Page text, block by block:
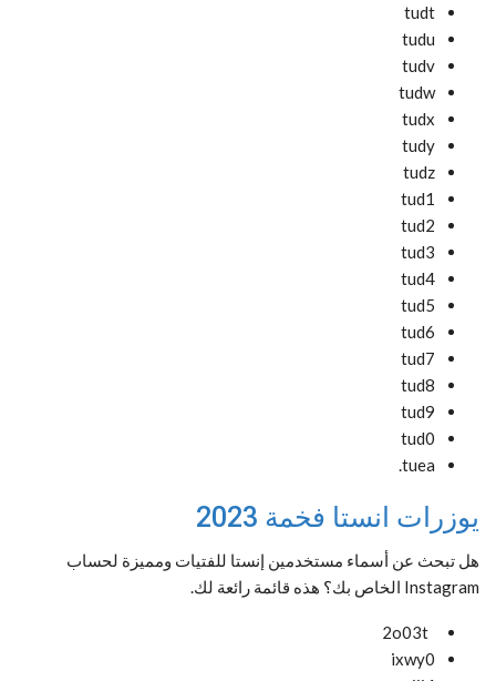
tudt
tudu
tudv
tudw
tudx
tudy
tudz
tud1
tud2
tud3
tud4
tud5
tud6
tud7
tud8
tud9
tud0
tuea.
يوزرات انستا فخمة 2023
هل تبحث عن أسماء مستخدمين إنستا للفتيات ومميزة لحساب
Instagram الخاص بك؟ هذه قائمة رائعة لك.
ixwy0